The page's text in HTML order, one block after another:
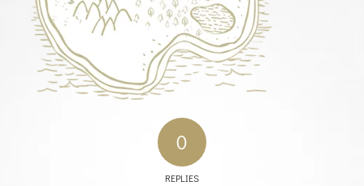
0
REPLIES